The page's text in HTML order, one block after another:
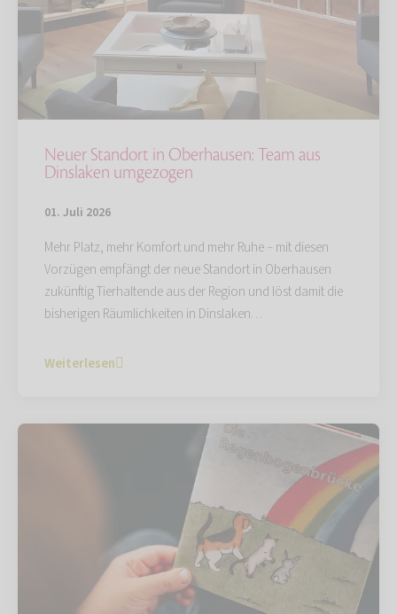
Neuer Standort in Oberhausen: Team aus
Dinslaken umgezogen
01. Juli 2026
Mehr Platz, mehr Komfort und mehr Ruhe – mit diesen
Vorzügen empfängt der neue Standort in Oberhausen
zukünftig Tierhaltende aus der Region und löst damit die
bisherigen Räumlichkeiten in Dinslaken…
Weiterlesen